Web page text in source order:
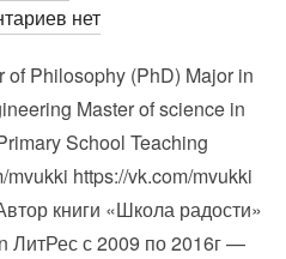
нет
Philosophy (PhD) Major in
Master of science in
School Teaching
https://vk.com/mvukki
книги «Школа радости»
ЛитРес с 2009 по 2016г —